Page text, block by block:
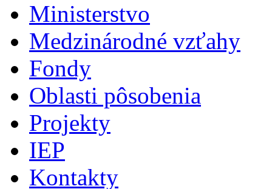
Ministerstvo
Medzinárodné vzťahy
Fondy
Oblasti pôsobenia
Projekty
IEP
Kontakty